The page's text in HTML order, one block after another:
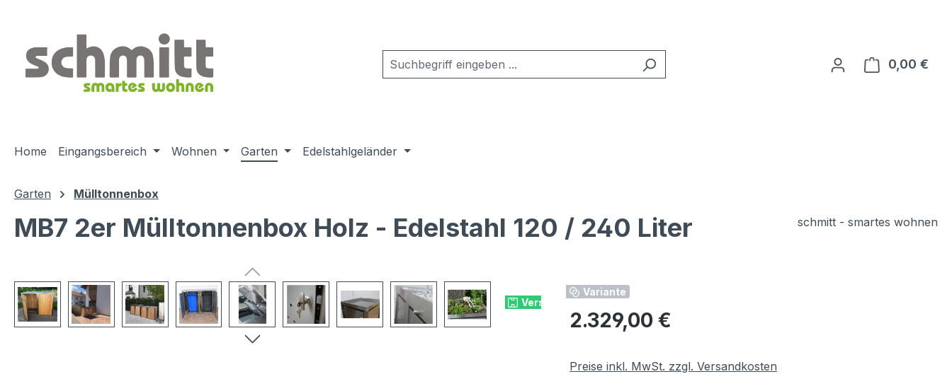
0,00 €
Home Eingangsbereich Wohnen Garten Edelstahlgeländer
Garten Mülltonnenbox
MB7 2er Mülltonnenbox Holz - Edelstahl 120 / 240 Liter schmitt - smartes wohnen
Versandkostenfrei
Variante
Regulärer Preis:
2.329,00 €
Preise inkl. MwSt. zzgl. Versandkosten